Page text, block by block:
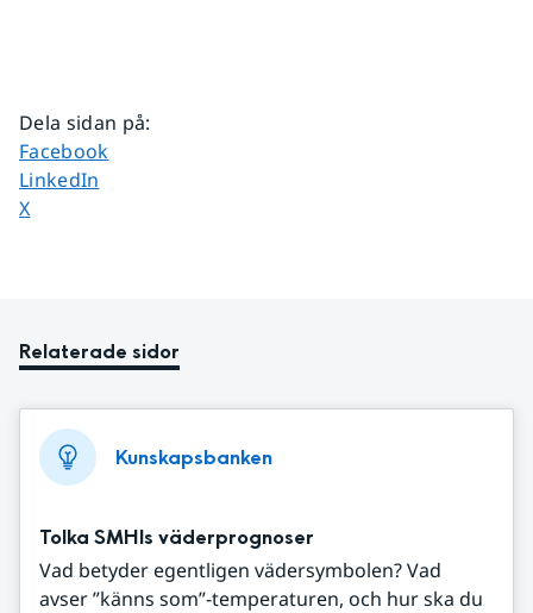
Dela sidan på:
Dela sidan på
Facebook
Dela sidan på
LinkedIn
Dela sidan på
X
Relaterade sidor
Kunskapsbanken
Tolka SMHIs väderprognoser
Vad betyder egentligen vädersymbolen? Vad
avser ”känns som”-temperaturen, och hur ska du